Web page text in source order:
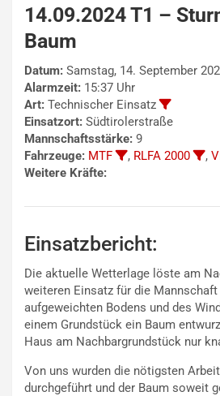
14.09.2024 T1 –
Baum
Datum: Samstag, 14. September
Alarmzeit: 15:37 Uhr
Art: Technischer Einsatz
Einsatzort: Südtirolerstraße
Mannschaftsstärke: 9
Fahrzeuge: MTF , RLFA 2000 ,
Weitere Kräfte:
Einsatzbericht:
Die aktuelle Wetterlage löste am
weiteren Einsatz für die Mannschaft
aufgeweichten Bodens und des
einem Grundstück ein Baum
Haus am Nachbargrundstück nur
Von uns wurden die nötigsten
durchgeführt und der Baum soweit